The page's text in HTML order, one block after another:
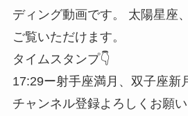
ディング動画です。 太陽星座
ご覧いただけます。
タイムスタンプ👇
17:29ー射手座満月、双子座新
チャンネル登録よろしくお願